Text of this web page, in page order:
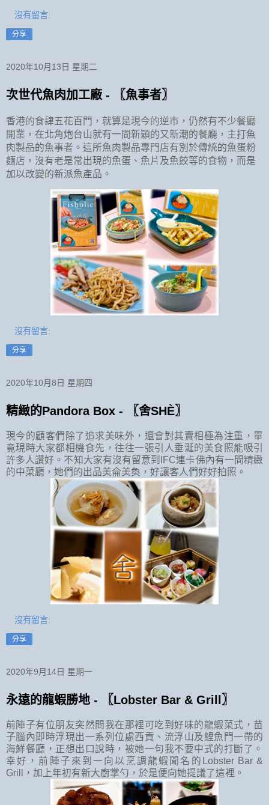
沒有留言:
分享
2020年10月13日 星期二
次世代魚肉加工廠 - 〖魚事者〗
香港的食肆五花百門，就算是現今的逆市，仍然有不少餐廳
開業，在北角炮台山就有一間新穎的又新潮的餐廳，主打魚
肉製品的魚事者。這所魚肉製品專門店有別於傳統的魚蛋粉
麵店，沒有老是常出現的魚蛋、魚片及魚餃等的食物，而是
加以改變的新派魚產品。
沒有留言:
分享
2020年10月8日 星期四
精緻的Pandora Box - 〖舍SHÈ〗
現今的顧客們除了追求美味外，還會對其賣相極為注重，畢
竟現時大家都相機食先，往往一張引人垂涎的美食照能吸引
許多人讚好。不知大家有沒有留意到IFC連卡佛內有一間精緻
的中菜廳，她們的出品美侖美奐，好讓客人們好好拍照。
沒有留言:
分享
2020年9月14日 星期一
永遠的龍蝦勝地 - 〖Lobster Bar & Grill〗
前陣子有位朋友突然問我在那裡可吃到好味的龍蝦菜式，苗
子腦內即時浮現出一系列位處西貢、流浮山及鯉魚門一帶的
海鮮餐廳，正想出口說時，被她一句我不要中式的打斷了。
幸好，前陣子來到一向以烹調龍蝦聞名的Lobster Bar &
Grill，加上年初有新大廚掌勺，於是便向她提議了這裡。